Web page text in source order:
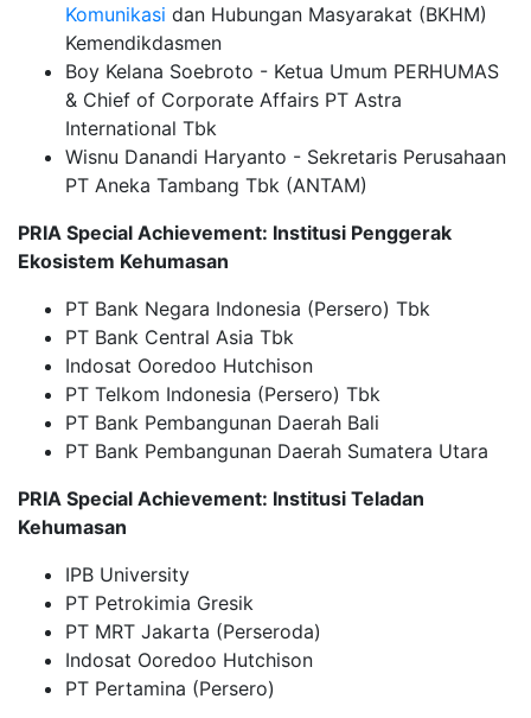
Komunikasi dan Hubungan Masyarakat (BKHM)
Kemendikdasmen
Boy Kelana Soebroto - Ketua Umum PERHUMAS
& Chief of Corporate Affairs PT Astra
International Tbk
Wisnu Danandi Haryanto - Sekretaris Perusahaan
PT Aneka Tambang Tbk (ANTAM)
PRIA Special Achievement: Institusi Penggerak
Ekosistem Kehumasan
PT Bank Negara Indonesia (Persero) Tbk
PT Bank Central Asia Tbk
Indosat Ooredoo Hutchison
PT Telkom Indonesia (Persero) Tbk
PT Bank Pembangunan Daerah Bali
PT Bank Pembangunan Daerah Sumatera Utara
PRIA Special Achievement: Institusi Teladan
Kehumasan
IPB University
PT Petrokimia Gresik
PT MRT Jakarta (Perseroda)
Indosat Ooredoo Hutchison
PT Pertamina (Persero)